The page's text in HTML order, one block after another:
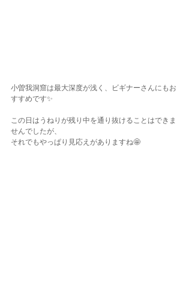
小曽我洞窟は最大深度が浅く、ビギナーさんにもお
すすめです✨
この日はうねりが残り中を通り抜けることはできま
せんでしたが、
それでもやっぱり見応えがありますね🤩